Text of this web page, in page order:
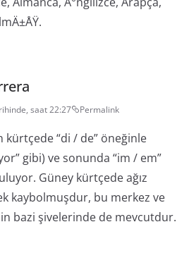
saat 22:27 Permalink
kürtçede “di / de” öneğinle
gibi) ve sonunda “im / em”
Güney kürtçede ağız
kaybolmuşdur, bu merkez ve
bazi şivelerinde de mevcutdur.